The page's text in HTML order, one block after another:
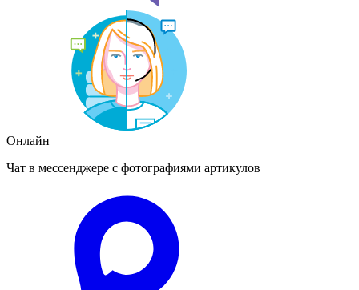
Онлайн
Чат в мессенджере с фотографиями артикулов